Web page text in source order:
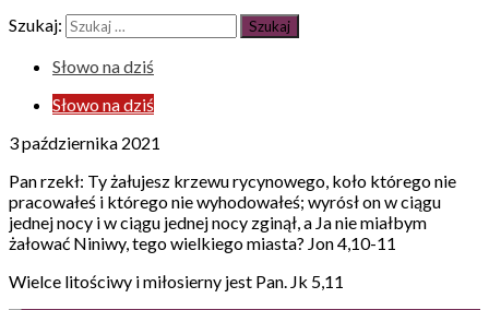
Szukaj:
Słowo na dziś
Słowo na dziś
3 października 2021
Pan rzekł: Ty żałujesz krzewu rycynowego, koło którego nie
pracowałeś i którego nie wyhodowałeś; wyrósł on w ciągu
jednej nocy i w ciągu jednej nocy zginął, a Ja nie miałbym
żałować Niniwy, tego wielkiego miasta? Jon 4,10-11
Wielce litościwy i miłosierny jest Pan. Jk 5,11